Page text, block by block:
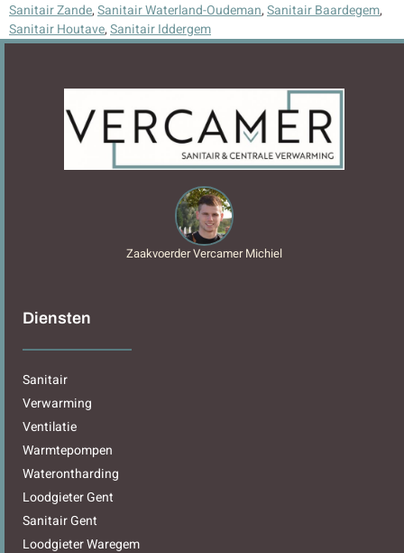
Sanitair Zande,Sanitair Waterland-Oudeman,Sanitair Baardegem,
Sanitair Houtave,Sanitair Iddergem
Zaakvoerder Vercamer Michiel
Diensten
Sanitair
Verwarming
Ventilatie
Warmtepompen
Waterontharding
Loodgieter Gent
Sanitair Gent
Loodgieter Waregem